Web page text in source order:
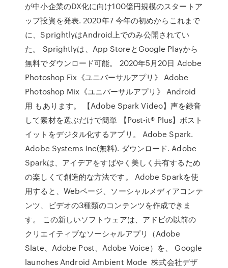
が中小企業のDX化に向け100億円規模のスタートア
ップ投資を発表. 2020年7 今年の初めからこれまで
に、SprightlyはAndroid上でのみ公開されてい
た。 Sprightlyは、App StoreとGoogle Playから
無料でダウンロード可能。 2020年5月20日 Adobe
Photoshop Fix《ユニバーサルアプリ》 Adobe
Photoshop Mix《ユニバーサルアプリ》 Android
用 もあります。 【Adobe Spark Video】声を録音
して素材を選ぶだけで簡単 【Post-it® Plus】ポスト
イットをデジタル化するアプリ。 Adobe Spark.
Adobe Systems Inc(無料). ダウンロード. Adobe
Sparkは、アイデアをすばやく美しく共有するため
の楽しくて創造的な方法です。 Adobe Sparkを使
用すると、Webページ、ソーシャルメディアコンテ
ンツ、ビデオの3種類のコンテンツを作成できま
す。 この新しいソフトウェアは、アドビの以前の
クリエイティブなソーシャルアプリ（Adobe
Slate、Adobe Post、Adobe Voice）を、 Google
launches Android Ambient Mode 株式会社デザ